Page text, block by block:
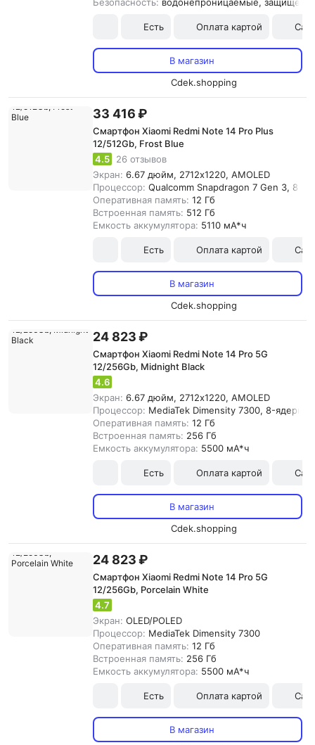
Есть Оплата картой
В магазин
Cdek.shopping
33 416 ₽
Смартфон Xiaomi Redmi Note 14 Pro Plus
12/512Gb, Frost Blue
4.5
26 отзывов
Экран: 6.67 дюйм, 2712x1220, AMOLED
Процессор: Qualcomm Snapdragon 7 Gen 3, 8-
Оперативная память: 12 Гб
Встроенная память: 512 Гб
Емкость аккумулятора: 5110 мА*ч
Есть Оплата картой
В магазин
Cdek.shopping
24 823 ₽
Смартфон Xiaomi Redmi Note 14 Pro 5G
12/256Gb, Midnight Black
4.6
Экран: 6.67 дюйм, 2712x1220, AMOLED
Процессор: MediaTek Dimensity 7300, 8-ядерный
Оперативная память: 12 Гб
Встроенная память: 256 Гб
Емкость аккумулятора: 5500 мА*ч
Есть Оплата картой
В магазин
Cdek.shopping
24 823 ₽
Смартфон Xiaomi Redmi Note 14 Pro 5G
12/256Gb, Porcelain White
4.7
Экран: OLED/POLED
Процессор: MediaTek Dimensity 7300
Оперативная память: 12 Гб
Встроенная память: 256 Гб
Емкость аккумулятора: 5500 мА*ч
Есть Оплата картой
В магазин